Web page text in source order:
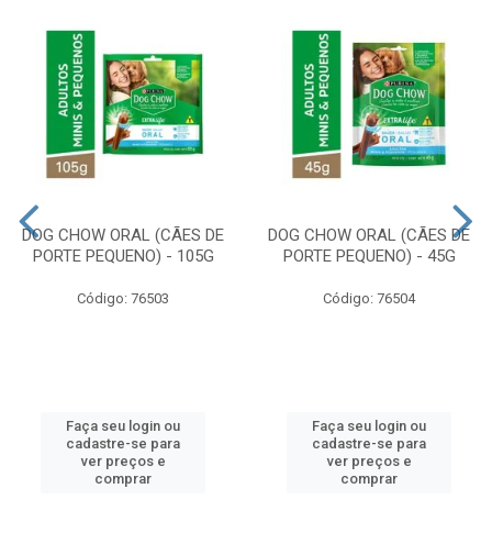
DOG CHOW ORAL (CÃES DE
PORTE PEQUENO) - 105G
Código: 76503
Faça seu login ou
cadastre-se para
ver preços e
comprar
DOG CHOW ORAL (CÃES DE
PORTE PEQUENO) - 45G
Código: 76504
Faça seu login ou
cadastre-se para
ver preços e
comprar